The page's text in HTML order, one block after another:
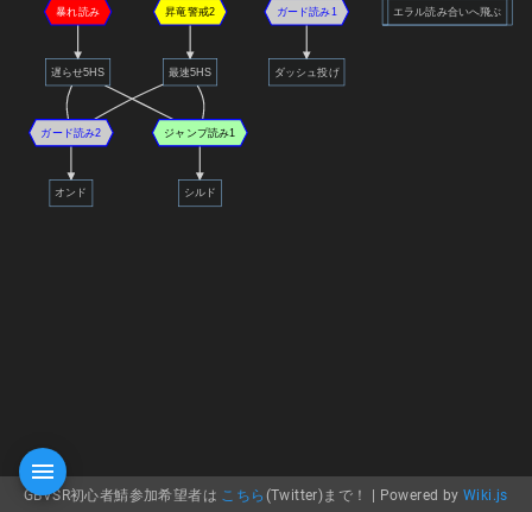
ガード読み1
暴れ読み
遅らせ5HS
昇竜警戒2
最速5HS
エラル読み合いへ飛ぶ
ガード読み2
オンド
ダッシュ投げ
ジャンプ読み1
シルド
GBVSR初心者鯖参加希望者は こちら (Twitter)まで！ | Powered byWiki.js